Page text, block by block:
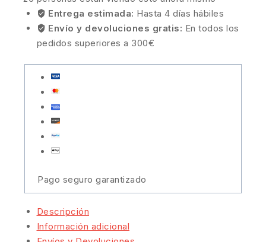
Entrega estimada: Hasta 4 días hábiles
Envío y devoluciones gratis: En todos los
pedidos superiores a 300€
Pago seguro garantizado
Descripción
Información adicional